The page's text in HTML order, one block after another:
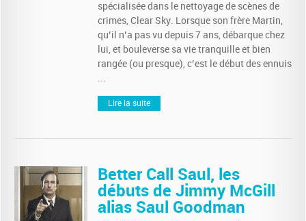
spécialisée dans le nettoyage de scènes de
crimes, Clear Sky. Lorsque son frère Martin,
qu’il n’a pas vu depuis 7 ans, débarque chez
lui, et bouleverse sa vie tranquille et bien
rangée (ou presque), c’est le début des ennuis
...
Lire la suite
Better Call Saul, les
débuts de Jimmy McGill
alias Saul Goodman